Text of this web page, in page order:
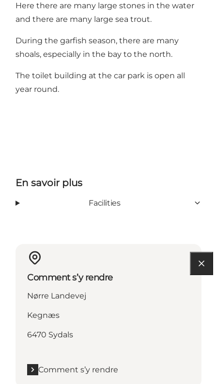
Here there are many large stones in the water
and there are many large sea trout.
During the garfish season, there are many
shoals, especially in the bay to the north.
The toilet building at the car park is open all
year round.
En savoir plus
Facilities
Comment s’y rendre
Nørre Landevej
Kegnæs
6470 Sydals
Comment s’y rendre